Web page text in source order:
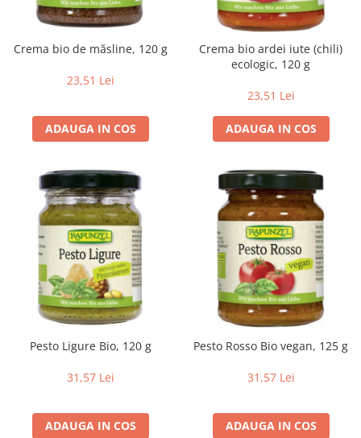
Crema bio de măsline, 120 g
23,51 Lei
ADAUGA IN COS
Crema bio ardei iute (chili)
ecologic, 120 g
23,51 Lei
ADAUGA IN COS
Pesto Ligure Bio, 120 g
31,57 Lei
ADAUGA IN COS
Pesto Rosso Bio vegan, 125 g
31,57 Lei
ADAUGA IN COS